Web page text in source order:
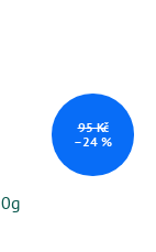
95 Kč
–24 %